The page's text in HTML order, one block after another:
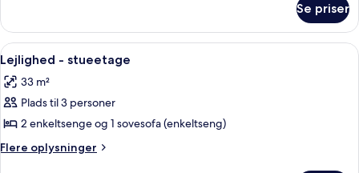
queensize-
senge
lejlighed
2
queensize-
senge
Se priser
Indlæs
alle
billeder
af
Lejlighed
-
Lejlighed - stueetage | Skrivebord,
4
Lejlighed - stueetage
33 m²
Plads til 3 personer
2 enkeltsenge og 1 sovesofa (enkeltseng)
Flere oplysninger
Flere